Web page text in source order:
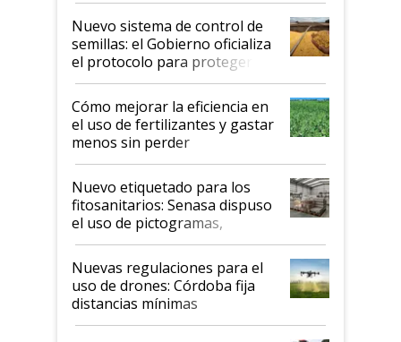
Nuevo sistema de control de
semillas: el Gobierno oficializa
el protocolo para proteger la
propiedad intelectual
Cómo mejorar la eficiencia en
el uso de fertilizantes y gastar
menos sin perder
productividad en la campaña
fina
Nuevo etiquetado para los
fitosanitarios: Senasa dispuso
el uso de pictogramas,
palabras de advertencia e
indicaciones
Nuevas regulaciones para el
uso de drones: Córdoba fija
distancias mínimas